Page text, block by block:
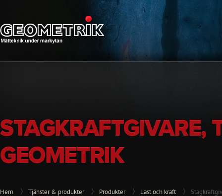
STAGKRAFTGIVARE,
GEOMETRIK
Hem Tjänster & produkter Produkter Last och kraft